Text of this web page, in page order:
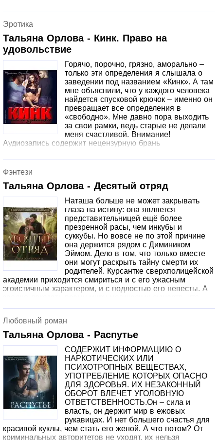
Эротика
Тальяна Орлова - Кинк. Право на
удовольствие
Горячо, порочно, грязно, аморально –
только эти определения я слышала о
заведении под названием «Кинк». А там
мне объяснили, что у каждого человека
найдется спусковой крючок – именно он
превращает все определения в
«свободно». Мне давно пора выходить
за свои рамки, ведь старые не делали
меня счастливой. Внимание!
Аудиозапись содержит нецензурную брань
Фэнтези
Тальяна Орлова - Десятый отряд
Наташа больше не может закрывать
глаза на истину: она является
представительницей ещё более
презренной расы, чем инкубы и
суккубы. Но вовсе не по этой причине
она держится рядом с Димиником
Эймом. Дело в том, что только вместе
они могут раскрыть тайну смерти их
родителей. Курсантке сверхполицейской
академии приходится смириться и с его ужасным
эгоистичным характером, и с подлостью его невесты. А
порядок.
Любовный роман
Тальяна Орлова - Распутье
СОДЕРЖИТ ИНФОРМАЦИЮ О
НАРКОТИЧЕСКИХ ИЛИ
ПСИХОТРОПНЫХ ВЕЩЕСТВАХ,
УПОТРЕБЛЕНИЕ КОТОРЫХ ОПАСНО
ДЛЯ ЗДОРОВЬЯ. ИХ НЕЗАКОННЫЙ
ОБОРОТ ВЛЕЧЕТ УГОЛОВНУЮ
ОТВЕТСТВЕННОСТЬ.Он – сила и
власть, он держит мир в ежовых
рукавицах. И нет большего счастья для
красивой куклы, чем стать его женой. А что потом? От
криминальных авторитетов не уходят, их нельзя